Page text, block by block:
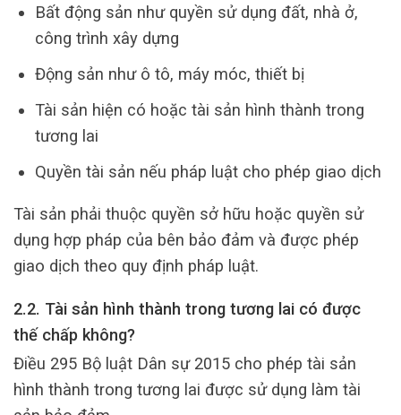
Bất động sản như quyền sử dụng đất, nhà ở,
công trình xây dựng
Động sản như ô tô, máy móc, thiết bị
Tài sản hiện có hoặc tài sản hình thành trong
tương lai
Quyền tài sản nếu pháp luật cho phép giao dịch
Tài sản phải thuộc quyền sở hữu hoặc quyền sử
dụng hợp pháp của bên bảo đảm và được phép
giao dịch theo quy định pháp luật.
2.2. Tài sản hình thành trong tương lai có được
thế chấp không?
Điều 295 Bộ luật Dân sự 2015 cho phép tài sản
hình thành trong tương lai được sử dụng làm tài